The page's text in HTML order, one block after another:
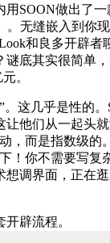
SOON做出了一
。无缝嵌入到你
和良多开辟者
谜底其实很简单
。
这几乎是性的。
让他们从一起头
，而是指数级的
！你不需要写复
想调界面，正在
辟流程。